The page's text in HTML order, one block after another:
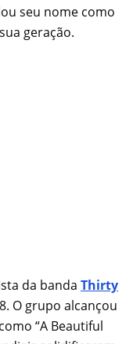
seu nome como
geração.
da banda Thirty
O grupo alcançou
“A Beautiful